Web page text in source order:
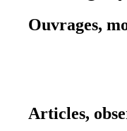
Ouvrages,
Articles,